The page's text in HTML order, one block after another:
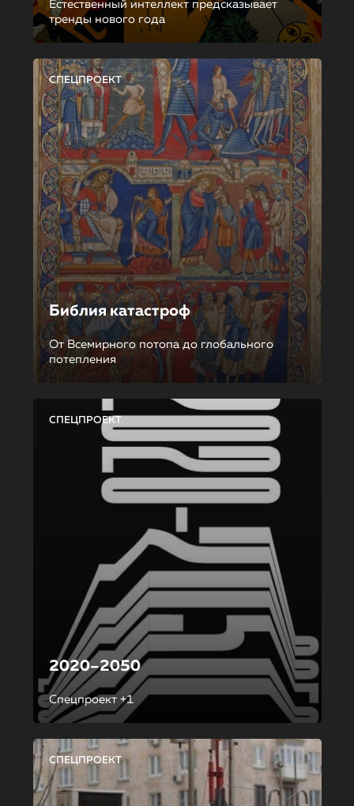
Естественный интеллект предсказывает
тренды нового года
СПЕЦПРОЕКТ
Библия катастроф
От Всемирного потопа до глобального
потепления
СПЕЦПРОЕКТ
2020–2050
Спецпроект +1
СПЕЦПРОЕКТ